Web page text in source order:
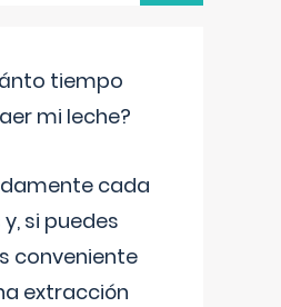
tiempo
mi leche?
cada
si puedes
conveniente
extracción